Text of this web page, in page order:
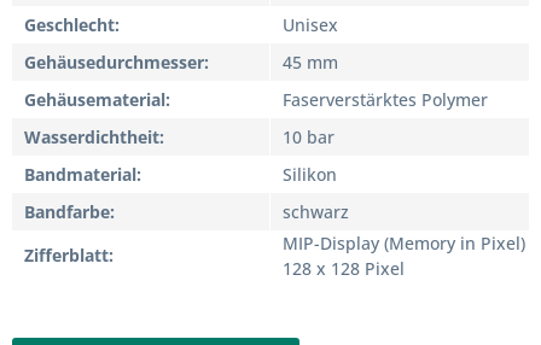
Geschlecht
Unisex
Gehäusedurchmesser
45 mm
Gehäusematerial
Faserverstärktes Polymer
Wasserdichtheit
10 bar
Bandmaterial
Silikon
Bandfarbe
schwarz
Zifferblatt
MIP-Display (Memory in Pixel)
128 x 128 Pixel